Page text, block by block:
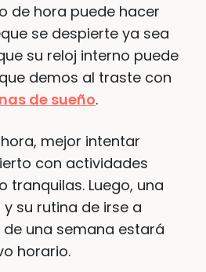
de hora puede hacer
se despierte ya sea
su reloj interno puede
demos al traste con
de sueño.
mejor intentar
con actividades
tranquilas. Luego, una
su rutina de irse a
de una semana estará
horario.